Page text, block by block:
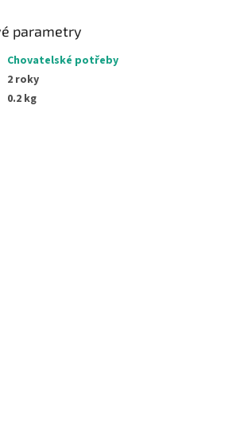
parametry
Chovatelské potřeby
2 roky
0.2 kg